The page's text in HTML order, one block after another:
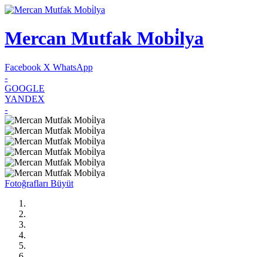
Mercan Mutfak Mobi̇lya
Facebook X WhatsApp
-
GOOGLE
YANDEX
-
Fotoğrafları Büyüt